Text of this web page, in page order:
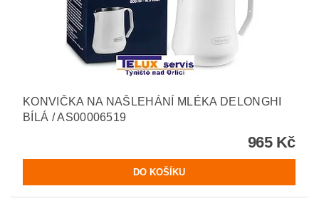
KONVIČKA NA NAŠLEHÁNÍ MLÉKA DELONGHI
BÍLÁ / AS00006519
965 Kč